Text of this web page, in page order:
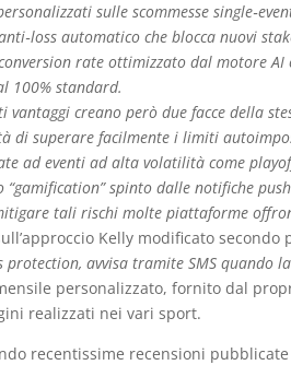
sulle scommesse
automatico che blocca nuovi
rate ottimizzato dal motore
100% standard.
vantaggi creano però due facce della
di superare facilmente i limiti
ad eventi ad alta volatilità come
“gamification” spinto dalle notifiche
tali rischi molte piattaforme
Kelly modificato
protection, avvisa tramite SMS quando
personalizzato, fornito dal
realizzati nei vari sport.
recentissime recensioni